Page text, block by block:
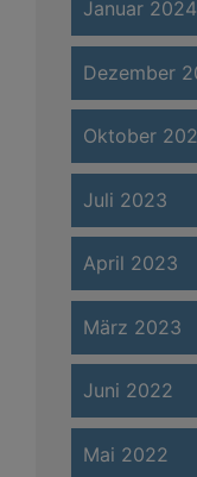
Januar 2024
Dezember
Oktober
Juli 2023
April 2023
März 2023
Juni 2022
Mai 2022